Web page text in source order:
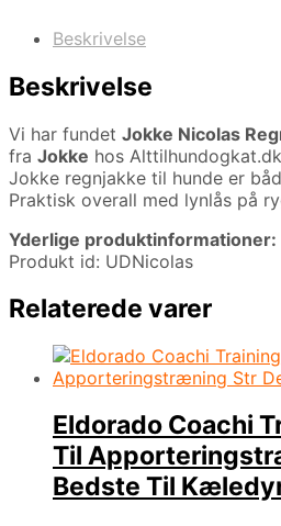
Beskrivelse
Beskrivelse
Vi har fundet Jokke Nicolas
fra Jokke hos
Jokke regnjakke til hunde er
Praktisk overall med lynlås på
Yderlige produktinformationer:
Produkt id: UDNicolas
Relaterede varer
Eldorado Coachi
Til
Bedste Til